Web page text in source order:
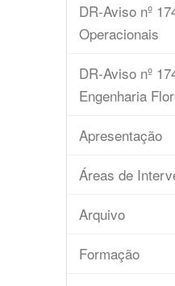
DR-Aviso nº
Operacionais
DR-Aviso nº
Engenharia
Apresentação
Áreas de
Arquivo
Formação